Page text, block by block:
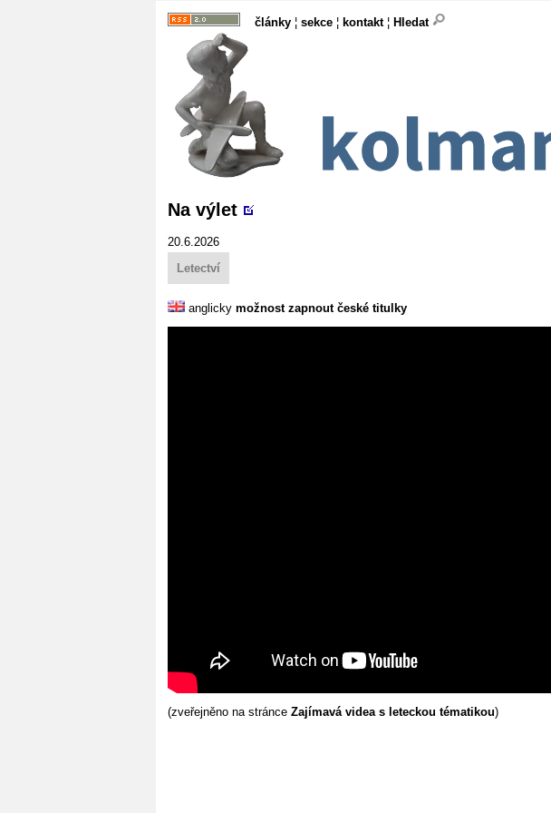
články ¦ sekce ¦ kontakt¦ Hledat
Na výlet
20.6.2026
Letectví
anglicky možnost zapnout české titulky
(zveřejněno na stránce Zajímavá videa s leteckou tématikou)